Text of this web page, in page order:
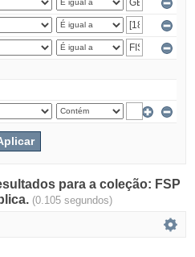
para a coleção: FSP
(0.105 segundos)